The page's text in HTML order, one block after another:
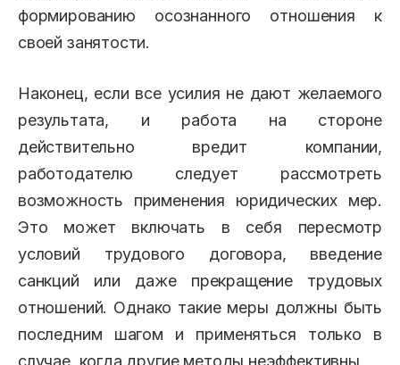
формированию осознанного отношения к
своей занятости.
Наконец, если все усилия не дают желаемого
результата, и работа на стороне
действительно вредит компании,
работодателю следует рассмотреть
возможность применения юридических мер.
Это может включать в себя пересмотр
условий трудового договора, введение
санкций или даже прекращение трудовых
отношений. Однако такие меры должны быть
последним шагом и применяться только в
случае, когда другие методы неэффективны.